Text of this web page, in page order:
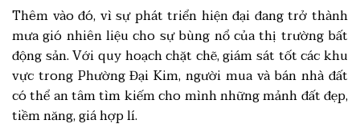
Thêm vào đó, vì sự phát triển hiện đại đang trở thành
mưa gió nhiên liệu cho sự bùng nổ của thị trường bất
động sản. Với quy hoạch chặt chẽ, giám sát tốt các khu
vực trong Phường Đại Kim, người mua và bán nhà đất
có thể an tâm tìm kiếm cho mình những mảnh đất đẹp,
tiềm năng, giá hợp lí.